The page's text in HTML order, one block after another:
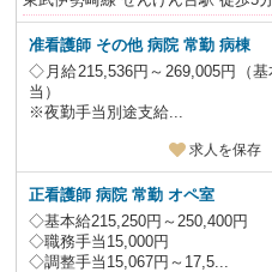
准看護師 その他 病院 常勤 病棟
◇月給215,536円～269,005円（
当）
※夜勤手当別途支給...
求人を保存
正看護師 病院 常勤 オペ室
◇基本給215,250円～250,400円
◇職務手当15,000円
◇調整手当15,067円～17,5...